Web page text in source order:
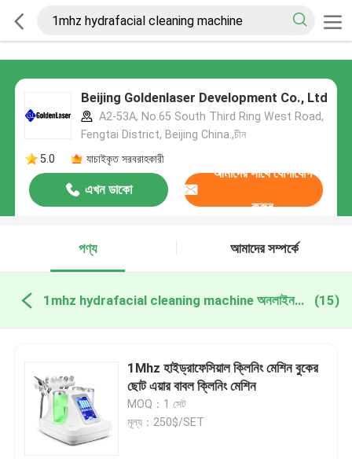
Beijing Goldenlaser Development Co., Ltd
A2-53A, No.65 South Third Ring West Road,
Fengtai District, Beijing China.,চীন
5.0
যাচাইকৃত সরবরাহকারী
এখন ডাকো
আমাদের সাথে যোগাযোগ
করুন
পণ্য আমাদের সম্পর্কে
1mhz hydrafacial cleaning machine অনলাইন উত্পাদন (15)
1Mhz হাইড্রাফেসিয়াল ক্লিনিং মেশিন বুকের
ছোট এয়ার বাবল ক্লিনিং মেশিন
MOQ：1 সেট
মূল্য：250$/SET